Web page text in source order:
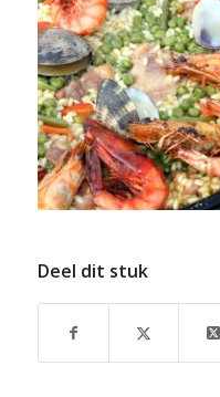
Deel dit stuk